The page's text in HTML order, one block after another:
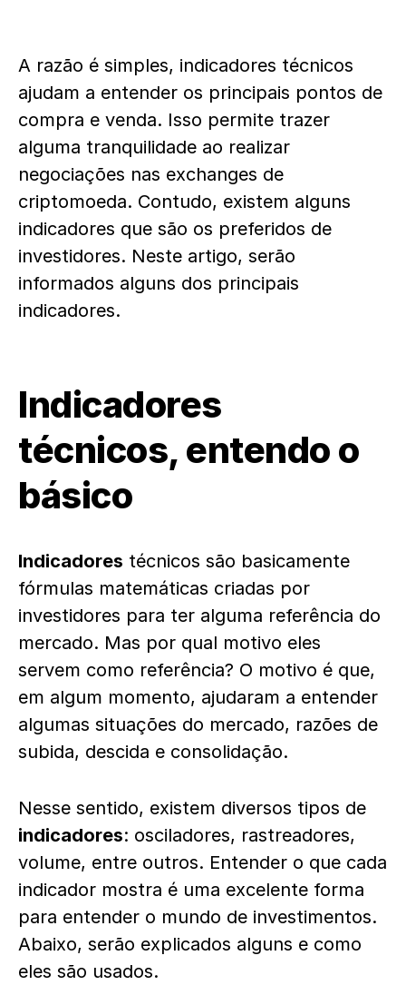
A razão é simples, indicadores técnicos
ajudam a entender os principais pontos de
compra e venda. Isso permite trazer
alguma tranquilidade ao realizar
negociações nas exchanges de
criptomoeda. Contudo, existem alguns
indicadores que são os preferidos de
investidores. Neste artigo, serão
informados alguns dos principais
indicadores.
Indicadores
técnicos, entendo o
básico
Indicadores técnicos são basicamente
fórmulas matemáticas criadas por
investidores para ter alguma referência do
mercado. Mas por qual motivo eles
servem como referência? O motivo é que,
em algum momento, ajudaram a entender
algumas situações do mercado, razões de
subida, descida e consolidação.
Nesse sentido, existem diversos tipos de
indicadores: osciladores, rastreadores,
volume, entre outros. Entender o que cada
indicador mostra é uma excelente forma
para entender o mundo de investimentos.
Abaixo, serão explicados alguns e como
eles são usados.